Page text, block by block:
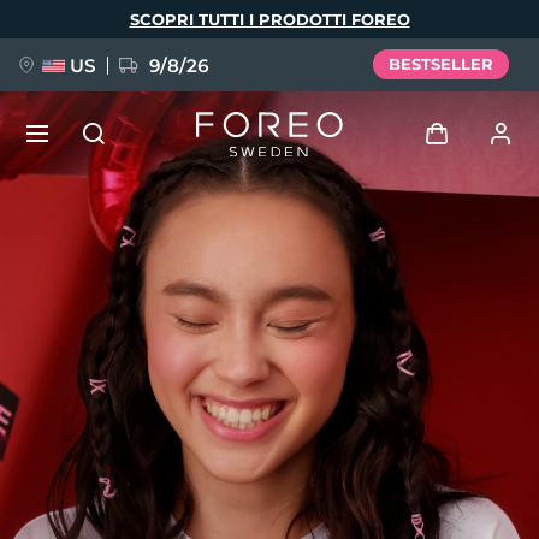
SCOPRI TUTTI I PRODOTTI FOREO
US 9/8/26 BESTSELLER
Profilo utente
I miei dispositivi
I miei ordini
I miei indirizzi
I miei abbonamenti
NUOVO
FAQ™ Pure Beauty-Tech Elixir
BREAKING NEWS
issa™ Teeth Whitening Set
Lingua
English Deutsch
Español
Français
Italiano
Português
Polski
Svenska
Русский
Türkçe
简体中文 繁體中文